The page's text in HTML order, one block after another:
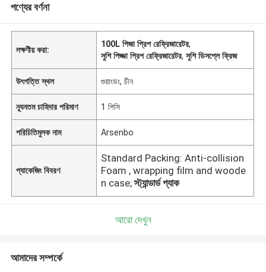
পণ্যের বর্ণনা
লক্ষণীয় করা:
100L পিজা প্রিপ রেফ্রিজারেটর,
সুশি পিজ্জা প্রিপ রেফ্রিজারেটর,সুশি ডিসপ্লে ফ্রিজ
উৎপত্তি স্থল গুয়াংডং, চীন
ন্যূনতম চাহিদার পরিমাণ 1 পিসি
পরিচিতিমুলক নাম Arsenbo
প্যাকেজিং বিবরণ
Standard Packing: Anti-collision
Foam , wrapping film and woode
n case; স্ট্যান্ডার্ড প্যাক
আরো দেখুন
আমাদের সম্পর্কে